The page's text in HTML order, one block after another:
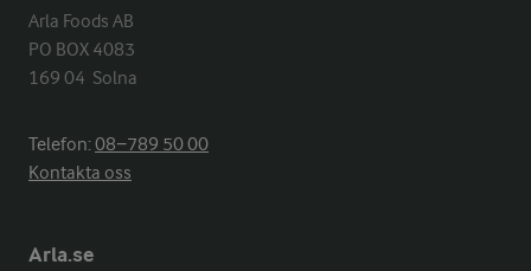
Arla Foods AB
PO BOX 4083
169 04  Solna
Telefon:08−789 50 00
Kontakta oss
Arla.se